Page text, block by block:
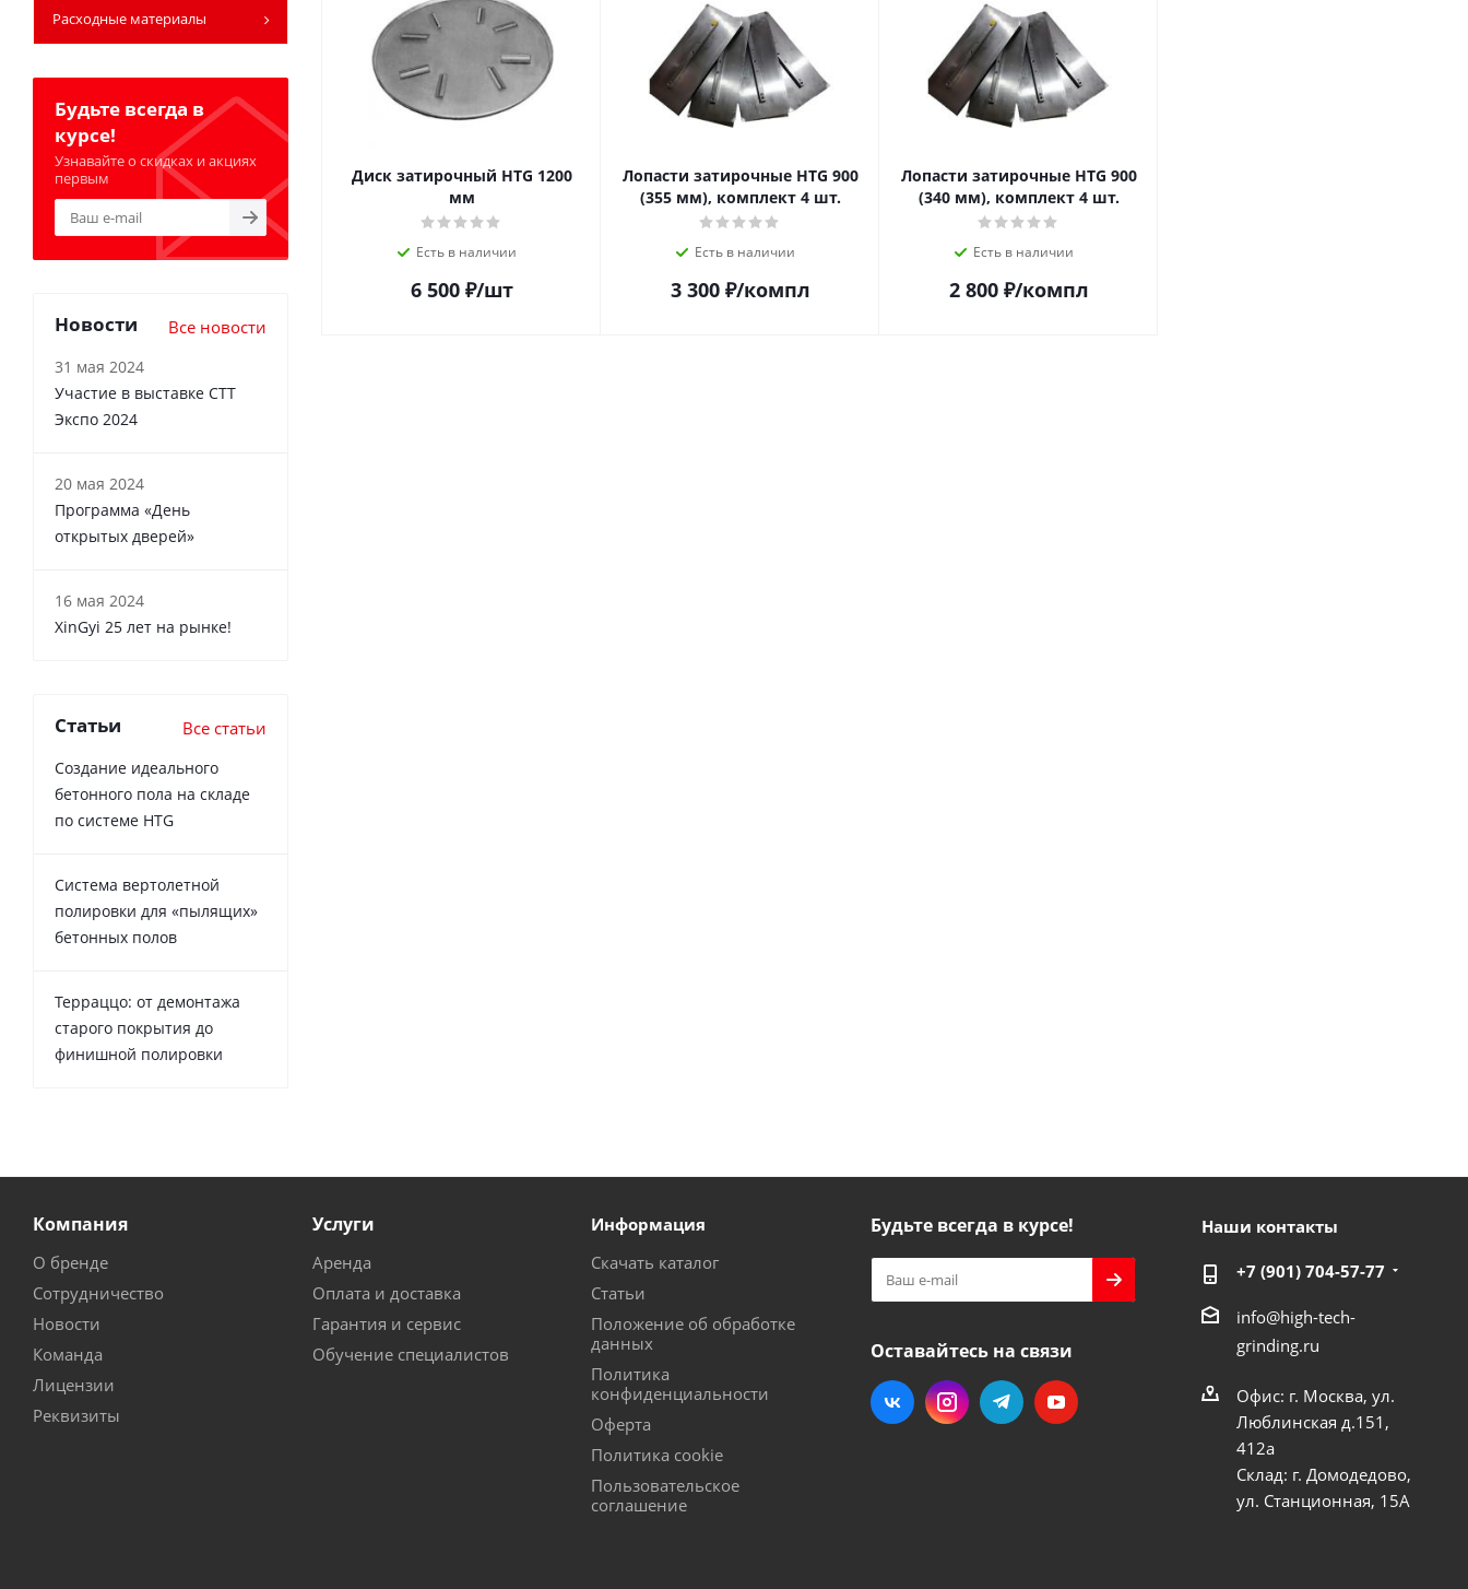
Диск затирочный HTG 1200
мм
Есть в наличии
6 500₽/шт
Лопасти затирочные HTG 900
(355 мм), комплект 4 шт.
Есть в наличии
3 300₽/компл
Лопасти затирочные HTG 900
(340 мм), комплект 4 шт.
Есть в наличии
2 800₽/компл
Расходные материалы
Будьте всегда в
курсе!
Узнавайте о скидках и акциях
первым
Новости Все новости
31 мая 2024
Участие в выставке СТТ
Экспо 2024
20 мая 2024
Программа «День
открытых дверей»
16 мая 2024
XinGyi 25 лет на рынке!
Статьи Все статьи
Создание идеального
бетонного пола на складе
по системе HTG
Система вертолетной
полировки для «пылящих»
бетонных полов
Терраццо: от демонтажа
старого покрытия до
финишной полировки
Компания
О бренде
Сотрудничество
Новости
Команда
Лицензии
Реквизиты
Услуги
Аренда
Оплата и доставка
Гарантия и сервис
Обучение специалистов
Информация
Скачать каталог
Статьи
Положение об обработке
данных
Политика
конфиденциальности
Оферта
Политика cookie
Пользовательское
соглашение
Будьте всегда в курсе!
Оставайтесь на связи
Наши контакты
+7 (901) 704-57-77
info@high-tech-
grinding.ru
Офис: г. Москва, ул.
Люблинская д.151,
412a
Склад: г. Домодедово,
ул. Станционная, 15А